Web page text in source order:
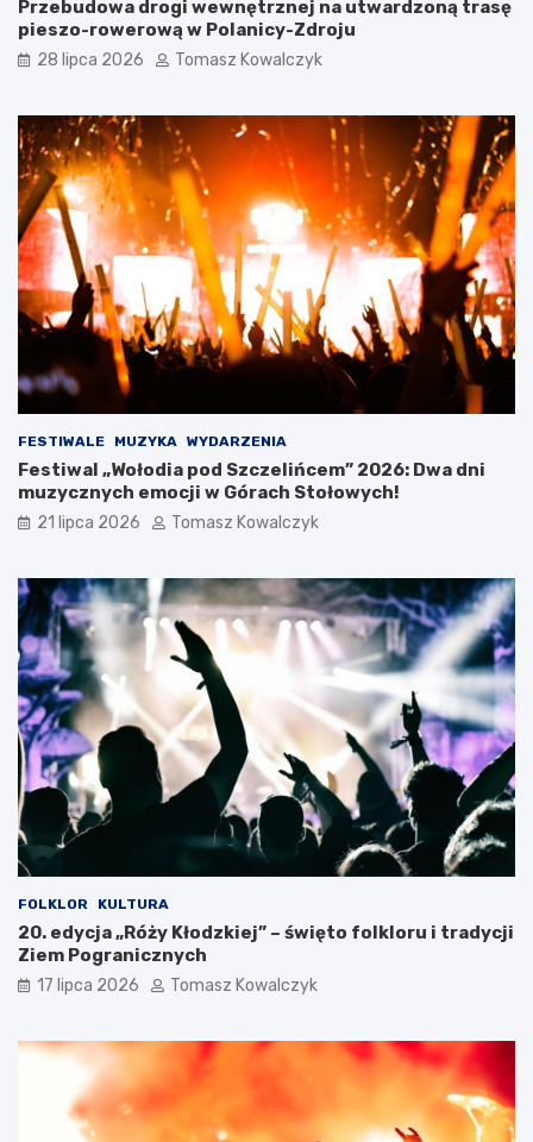
y
s
ó
w
p
o
d
c
z
a
s
D
o
n
l
ą
s
k
g
o
O
t
w
a
r
c
i
a
W
a
k
a
c
j
i
r
a
z
e
p
o
d
c
z
a
s
D
n
P
s
k
i
c
Przebudowa drogi wewnętrznej na utwardzoną trasę
pieszo-rowerową w Polanicy-Zdroju
28 lipca 2026 Tomasz Kowalczyk
FESTIWALE MUZYKA WYDARZENIA
Festiwal „Wołodia pod Szczelińcem” 2026: Dwa dni
muzycznych emocji w Górach Stołowych!
21 lipca 2026 Tomasz Kowalczyk
FOLKLOR KULTURA
20. edycja „Róży Kłodzkiej” – święto folkloru i tradycji
Ziem Pogranicznych
17 lipca 2026 Tomasz Kowalczyk